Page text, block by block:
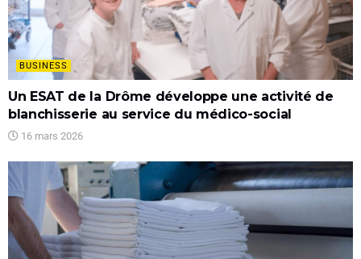
BUSINESS
Un ESAT de la Drôme développe une activité de
blanchisserie au service du médico-social
16 mars 2026